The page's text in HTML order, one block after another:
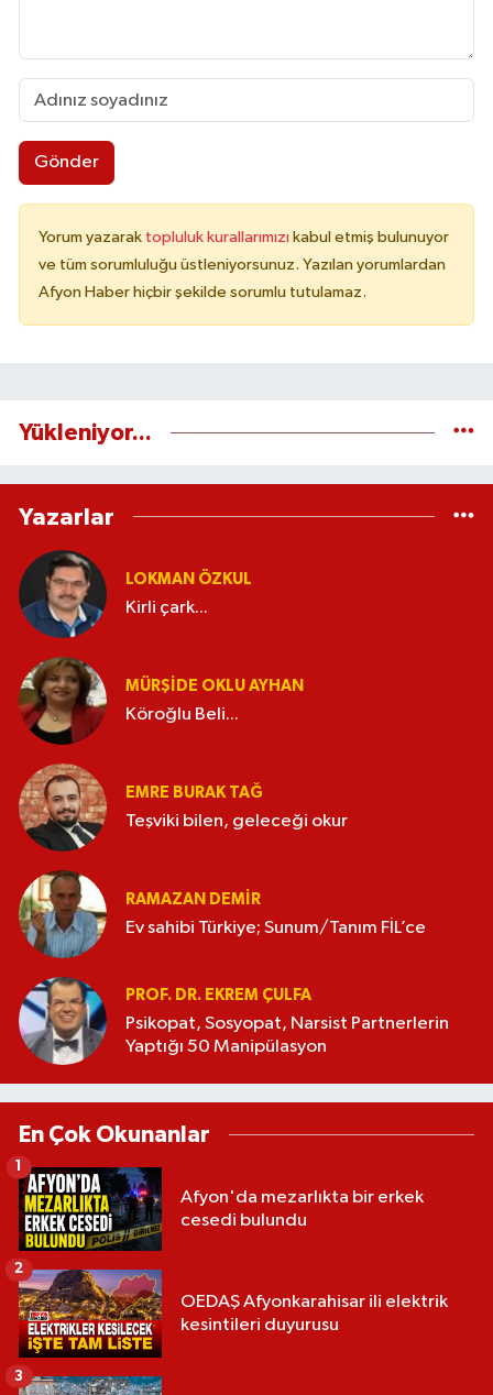
Gönder
Yorum yazarak topluluk kurallarımızı kabul etmiş bulunuyor
ve tüm sorumluluğu üstleniyorsunuz. Yazılan yorumlardan
Afyon Haber hiçbir şekilde sorumlu tutulamaz.
Yükleniyor...
Yazarlar
LOKMAN ÖZKUL
Kirli çark...
MÜRŞIDE OKLU AYHAN
Köroğlu Beli...
EMRE BURAK TAĞ
Teşviki bilen, geleceği okur
RAMAZAN DEMİR
Ev sahibi Türkiye; Sunum/Tanım FİL’ce
PROF. DR. EKREM ÇULFA
Psikopat, Sosyopat, Narsist Partnerlerin
Yaptığı 50 Manipülasyon
En Çok Okunanlar
Afyon'da mezarlıkta bir erkek
cesedi bulundu
1
OEDAŞ Afyonkarahisar ili elektrik
kesintileri duyurusu
2
3